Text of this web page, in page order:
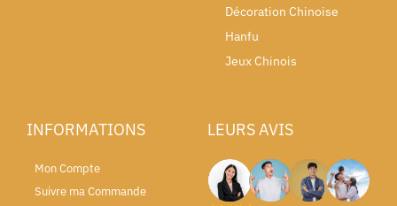
Décoration Chinoise
Hanfu
Jeux Chinois
INFORMATIONS
Mon Compte
Suivre ma Commande
LEURS AVIS